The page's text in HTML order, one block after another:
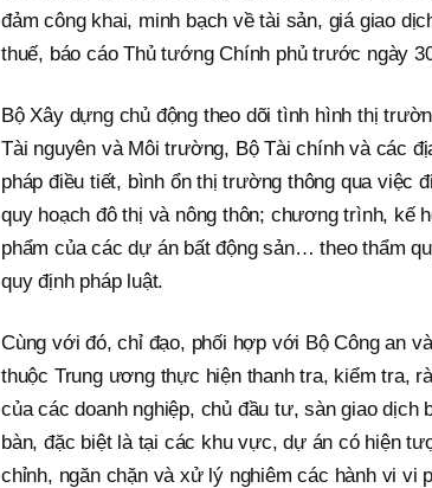
đảm công khai, minh bạch về tài sản, giá giao
thuế, báo cáo Thủ tướng Chính phủ trước ngày
Bộ Xây dựng chủ động theo dõi tình hình thị
Tài nguyên và Môi trường, Bộ Tài chính và các
pháp điều tiết, bình ổn thị trường thông qua việc
quy hoạch đô thị và nông thôn; chương trình, kế
phẩm của các dự án bất động sản… theo thẩm
quy định pháp luật.
Cùng với đó, chỉ đạo, phối hợp với Bộ Công an
thuộc Trung ương thực hiện thanh tra, kiểm tra,
của các doanh nghiệp, chủ đầu tư, sàn giao dịch
bàn, đặc biệt là tại các khu vực, dự án có hiện
chỉnh, ngăn chặn và xử lý nghiêm các hành vi vi